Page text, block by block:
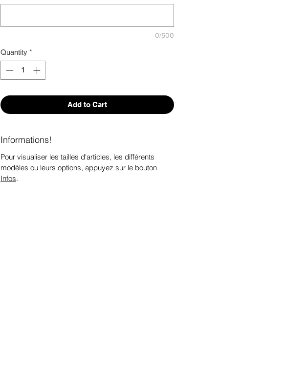
0/500
Quantity *
Add to Cart
Informations!
Pour visualiser les tailles d'articles, les différents
modèles ou leurs options, appuyez sur le bouton
Infos.